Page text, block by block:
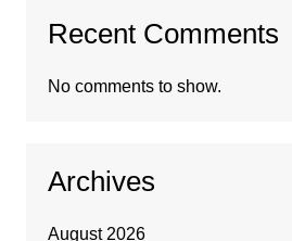
Recent Comments
No comments to show.
Archives
August 2026